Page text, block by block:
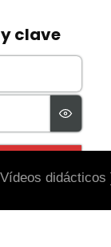
didácticos